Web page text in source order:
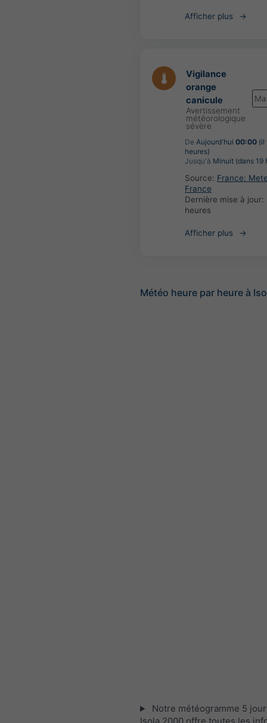
Afficher plus
Vigilance
orange
canicule
Avertissement
météorologique
sévère
De Aujourd'hui 00:00 (il
heures)
Jusqu'à Minuit (dans 19
Source: France:
France
Dernière mise à jour:
heures
Afficher plus
Météo heure par heure à
Notre météogramme 5